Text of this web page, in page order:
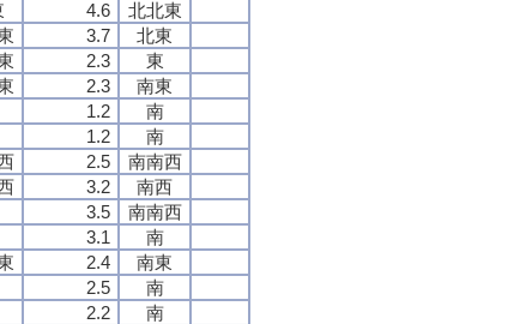
4.6
北北東
3.7
北東
2.3
東
2.3
南東
1.2
南
1.2
南
2.5
南南西
3.2
南西
3.5
南南西
3.1
南
2.4
南東
2.5
南
2.2
南